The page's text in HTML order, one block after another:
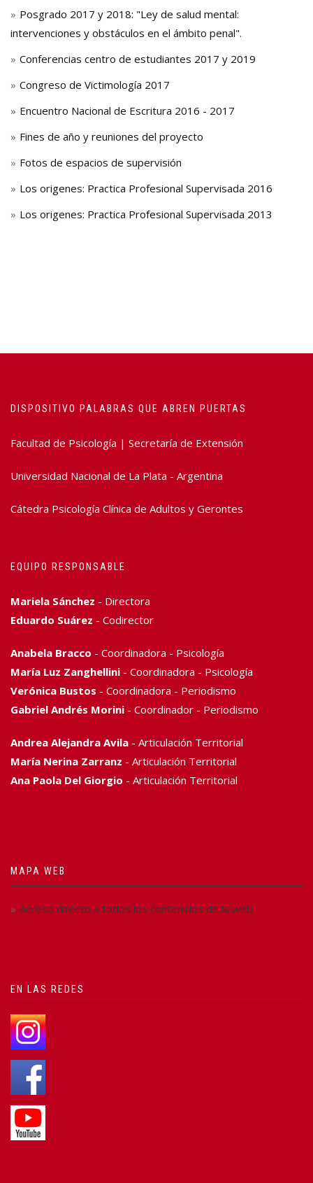
Posgrado 2017 y 2018: "Ley de salud mental:
intervenciones y obstáculos en el ámbito penal".
Conferencias centro de estudiantes 2017 y 2019
Congreso de Victimología 2017
Encuentro Nacional de Escritura 2016 - 2017
Fines de año y reuniones del proyecto
Fotos de espacios de supervisión
Los origenes: Practica Profesional Supervisada 2016
Los origenes: Practica Profesional Supervisada 2013
DISPOSITIVO PALABRAS QUE ABREN PUERTAS
Facultad de Psicología | Secretaría de Extensión
Universidad Nacional de La Plata - Argentina
Cátedra Psicología Clínica de Adultos y Gerontes
EQUIPO RESPONSABLE
Mariela Sánchez - Directora
Eduardo Suárez - Codirector
Anabela Bracco - Coordinadora - Psicología
María Luz Zanghellini - Coordinadora - Psicología
Verónica Bustos - Coordinadora - Periodismo
Gabriel Andrés Morini - Coordinador - Periodismo
Andrea Alejandra Avila - Articulación Territorial
María Nerina Zarranz - Articulación Territorial
Ana Paola Del Giorgio - Articulación Territorial
MAPA WEB
Acceso directo a todos los contenidos de la web
EN LAS REDES